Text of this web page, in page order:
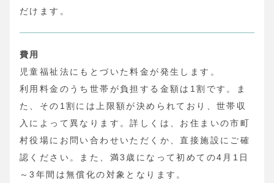
だけます。
費用
児童福祉法にもとづいた料金が発生します。
利用料金のうち世帯が負担する金額は1割です。ま
た、その1割には上限額が決められており、世帯収
入によって異なります。詳しくは、お住まいの市町
村役場にお問い合わせいただくか、直接施設にご確
認ください。また、満3歳になって初めての4月1日
～3年間は無償化の対象となります。